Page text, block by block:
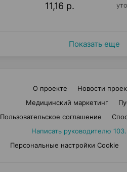
11,16 р.
Показать еще
О проекте Новости
Медицинский маркетинг
Пользовательское соглашение
Написать руководителю
Персональные настройки Cookie